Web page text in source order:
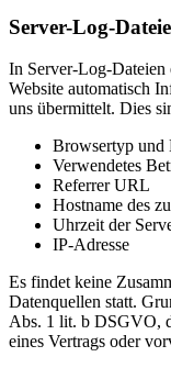
Server-Log-
In Server-Log-Dateien
Website automatisch
uns übermittelt. Dies
Browsertyp und
Verwendetes
Referrer URL
Hostname des
Uhrzeit der
IP-Adresse
Es findet keine
Datenquellen statt.
Abs. 1 lit. b DSGVO,
eines Vertrags oder